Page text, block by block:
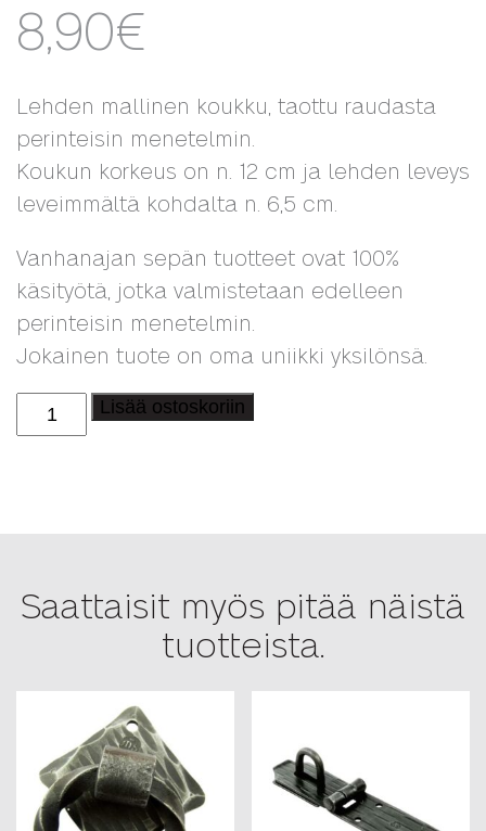
8,90€
Lehden mallinen koukku, taottu raudasta
perinteisin menetelmin.
Koukun korkeus on n. 12 cm ja lehden leveys
leveimmältä kohdalta n. 6,5 cm.
Vanhanajan sepän tuotteet ovat 100%
käsityötä, jotka valmistetaan edelleen
perinteisin menetelmin.
Jokainen tuote on oma uniikki yksilönsä.
lehti
Lisää ostoskoriin
Saattaisit myös pitää näistä
tuotteista.